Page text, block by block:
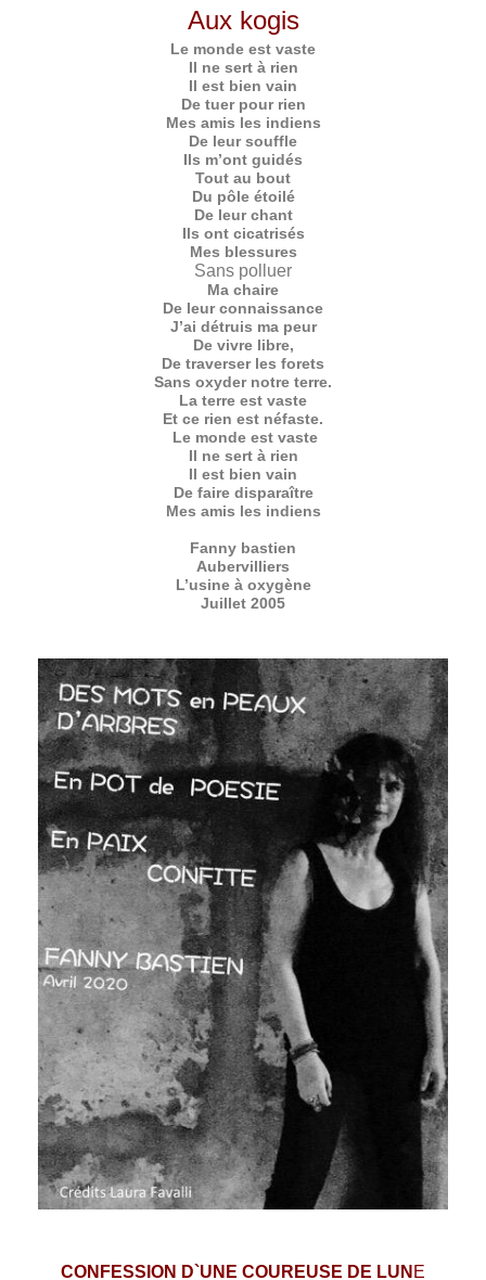
Aux kogis
Le monde est vaste
Il ne sert à rien
Il est bien vain
De tuer pour rien
Mes amis les indiens
De leur souffle
Ils m’ont guidés
Tout au bout
Du pôle étoilé
De leur chant
Ils ont cicatrisés
Mes blessures
Sans polluer
Ma chaire
De leur connaissance
J’ai détruis ma peur
De vivre libre,
De traverser les forets
Sans oxyder notre terre.
La terre est vaste
Et ce rien est néfaste.
Le monde est vaste
Il ne sert à rien
Il est bien vain
De faire disparaître
Mes amis les indiens
Fanny bastien
Aubervilliers
L’usine à oxygène
Juillet 2005
CONFESSION D`UNE COUREUSE DE LUN E